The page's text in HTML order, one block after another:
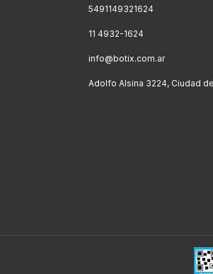
5491149321624
11 4932-1624
info@botix.com.ar
Adolfo Alsina 3224, Ciudad